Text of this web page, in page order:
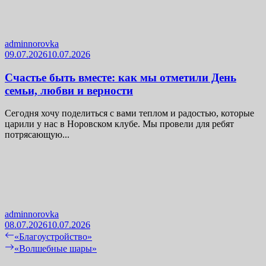
adminnorovka
09.07.202610.07.2026
Счастье быть вместе: как мы отметили День
семьи, любви и верности
Сегодня хочу поделиться с вами теплом и радостью, которые
царили у нас в Норовском клубе. Мы провели для ребят
потрясающую...
adminnorovka
08.07.202610.07.2026
Навигация
по
Previous
post:
«Благоустройство»
Next
«Волшебные шары»